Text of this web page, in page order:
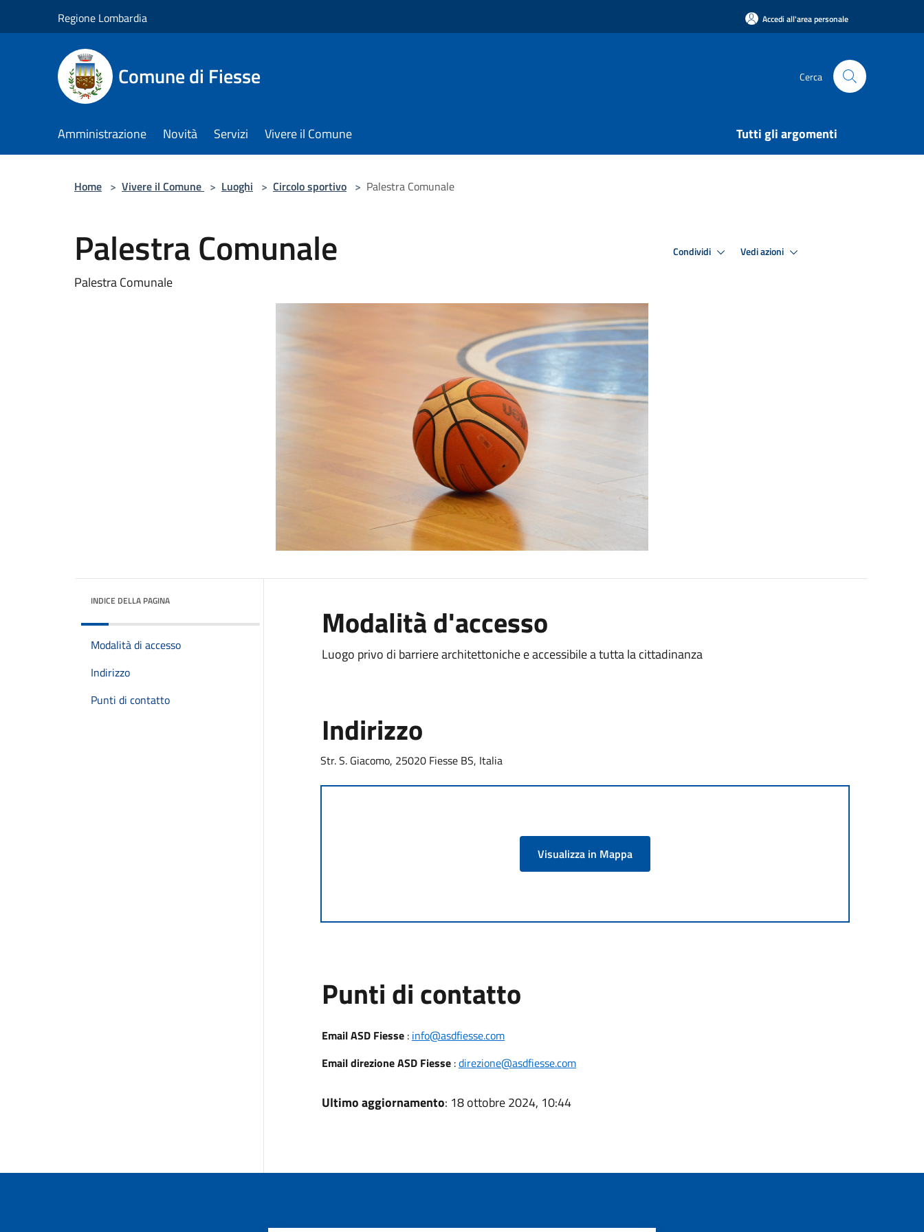
Regione Lombardia Accedi all'area personale
Comune di Fiesse Cerca
Amministrazione Novità Servizi Vivere il Comune Tutti gli argomenti
Home > Vivere il Comune > Luoghi > Circolo sportivo > Palestra Comunale
Palestra Comunale
Palestra Comunale
Condividi Vedi azioni
INDICE DELLA PAGINA
Modalità di accesso
Indirizzo
Punti di contatto
Modalità d'accesso
Luogo privo di barriere architettoniche e accessibile a tutta la cittadinanza
Indirizzo
Str. S. Giacomo, 25020 Fiesse BS, Italia
Visualizza in Mappa
Punti di contatto
Email ASD Fiesse: info@asdfiesse.com
Email direzione ASD Fiesse:direzione@asdfiesse.com
Ultimo aggiornamento: 18 ottobre 2024, 10:44